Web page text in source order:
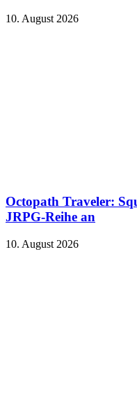
10. August 2026
Octopath Traveler:
JRPG-Reihe an
10. August 2026